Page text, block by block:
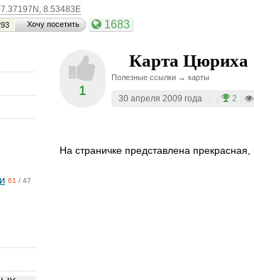
8.53483E
Хочу посетить 1683
61 / 47
1
Карта Цюриха
Полезные ссылки → карты
30 апреля 2009 года 2
На страничке представлена